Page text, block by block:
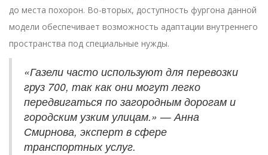
до места похорон. Во-вторых, доступность фургона данной
модели обеспечивает возможность адаптации внутреннего
пространства под специальные нужды.
«Газели часто используют для перевозки
груз 700, так как они могут легко
передвигаться по загородным дорогам и
городским узким улицам.» — Анна
Смирнова, эксперт в сфере
транспортных услуг.